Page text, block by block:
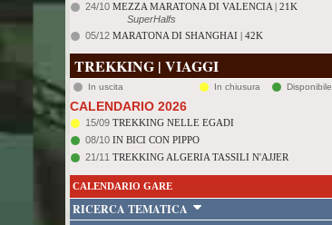
24/10 MEZZA MARATONA DI VALENCIA | 21K
SuperHalfs
05/12 MARATONA DI SHANGHAI | 42K
TREKKING | VIAGGI
In uscita In chiusura Disponibile
CALENDARIO 2026
15/09 TREKKING NELLE EGADI
08/10 IN BICI CON PIPPO
21/11 TREKKING ALGERIA TASSILI N'AJJER
CALENDARIO GARE
RICERCA TEMATICA